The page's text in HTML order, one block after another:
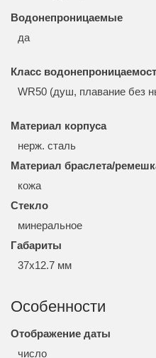
Водонепроницаемые
да
Класс
WR50 (душ, плавание без
Материал корпуса
нерж. сталь
Материал браслета/
кожа
Стекло
минеральное
Габариты
37x12.7 мм
Особенности
Отображение даты
число